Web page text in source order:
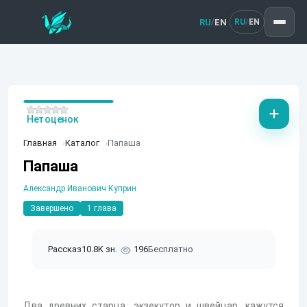
RU/EN RU/ EN
Главная Каталог Папаша
Папаша
Александр Иванович Куприн
Завершено 1 глава
Рассказ10.8K зн. 196Бесплатно
Нет оценок